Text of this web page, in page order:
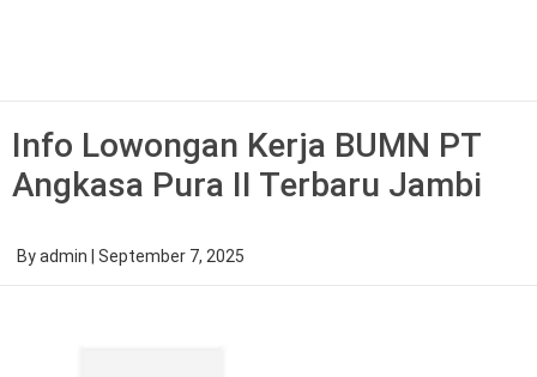
Info Lowongan Kerja BUMN PT
Angkasa Pura II Terbaru Jambi
Byadmin September 7, 2025